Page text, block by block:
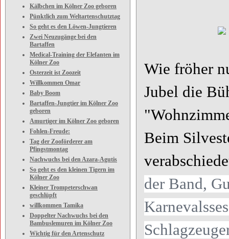
Kälbchen im Kölner Zoo geboren
Pünktlich zum Weltartenschutztag
So geht es den Löwen-Jungtieren
Zwei Neuzugänge bei den
Bartaffen
Medical-Training der Elefanten im
Kölner Zoo
Osterzeit ist Zoozeit
Willkommen Omar
Baby Boom
Bartaffen-Jungtier im Kölner Zoo
geboren
Amurtiger im Kölner Zoo geboren
Fohlen-Freude:
Tag der Zooförderer am
Pfingstmontag
Nachwuchs bei den Azara-Agutis
So geht es den kleinen Tigern im
Kölner Zoo
Kleiner Trompeterschwan
geschlüpft
willkommen Tamika
Doppelter Nachwuchs bei den
Bambuslemuren im Kölner Zoo
Wichtig für den Artenschutz
Wie fröher
Jubel die
Beim
der Band,